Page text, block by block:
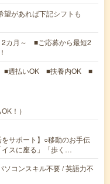
があれば下記シフトも
2カ月～ ■ご応募から最短2
■週払いOK ■扶養内OK ■
！）
をサポート】○移動のお手伝
イスに座る」「歩く…
ソコンスキル不要 / 英語力不